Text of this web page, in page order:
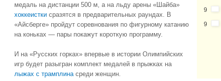
медаль на дистанции 500 м, а на льду арены «Шайба»
хоккеисткисразятся в предварительных раундах. В
«Айсберге» пройдут соревнования по фигурному катанию
на коньках — пары покажут короткую программу.
И на «Русских горках» впервые в истории Олимпийских
игр будет разыгран комплект медалей в прыжках на
лыжах с трамплинасреди женщин.
9
9